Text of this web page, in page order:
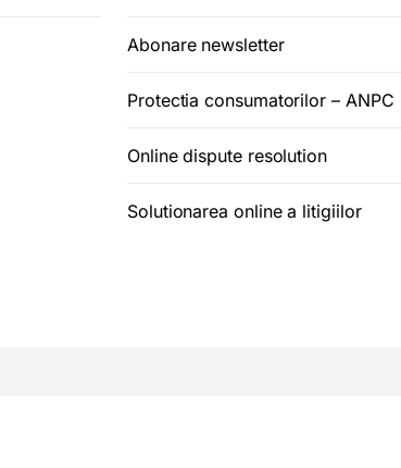
Abonare newsletter
Protectia consumatorilor – ANPC
Online dispute resolution
Solutionarea online a litigiilor